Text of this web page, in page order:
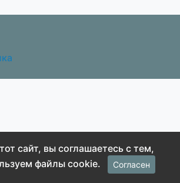
сайт, вы соглашаетесь с тем,
файлы cookie.
Согласен